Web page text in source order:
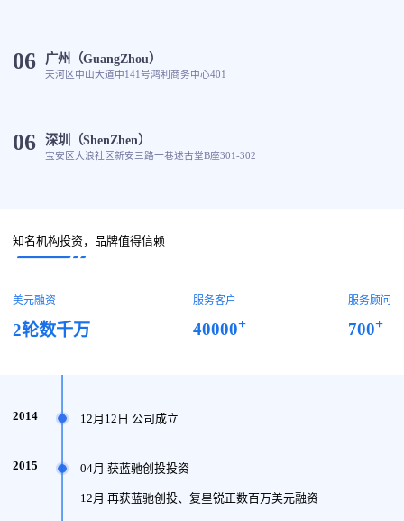
06 广州（GuangZhou）
天河区中山大道中141号鸿利商务中心401
06 深圳（ShenZhen）
宝安区大浪社区新安三路一巷述古堂B座301-302
知名机构投资，品牌值得信赖
美元融资
2轮数千万
服务客户
40000+
服务顾问
700+
2014 12月12日 公司成立
2015 04月 获蓝驰创投投资
12月 再获蓝驰创投、复星锐正数百万美元融资